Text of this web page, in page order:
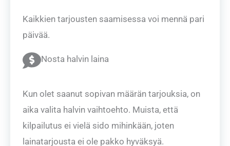
Kaikkien tarjousten saamisessa voi mennä pari
päivää.
Nosta halvin laina
Kun olet saanut sopivan määrän tarjouksia, on
aika valita halvin vaihtoehto. Muista, että
kilpailutus ei vielä sido mihinkään, joten
lainatarjousta ei ole pakko hyväksyä.